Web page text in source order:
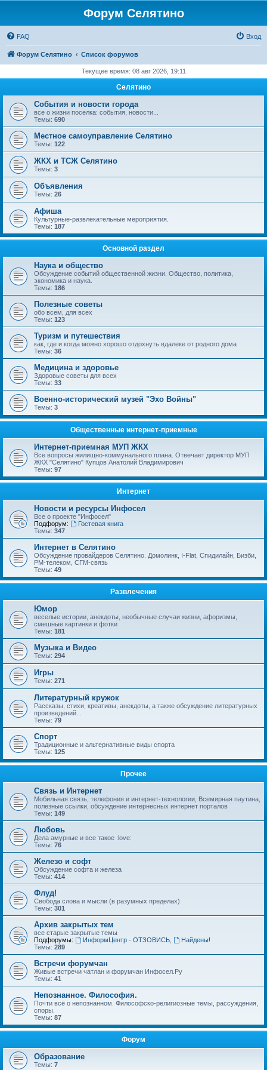
Форум Селятино
FAQ Вход
Форум Селятино Список форумов
Текущее время: 08 авг 2026, 19:11
Селятино
События и новости города
все о жизни поселка: события, новости...
Темы: 690
Местное самоуправление Селятино
Темы: 122
ЖКХ и ТСЖ Селятино
Темы: 3
Объявления
Темы: 26
Афиша
Культурные-развлекательные мероприятия.
Темы: 187
Основной раздел
Наука и общество
Обсуждение событий общественной жизни. Общество, политика,
экономика и наука.
Темы: 186
Полезные советы
обо всем, для всех
Темы: 123
Туризм и путешествия
как, где и когда можно хорошо отдохнуть вдалеке от родного дома
Темы: 36
Медицина и здоровье
Здоровые советы для всех
Темы: 33
Военно-исторический музей "Эхо Войны"
Темы: 3
Общественные интернет-приемные
Интернет-приемная МУП ЖКХ
Все вопросы жилищно-коммунального плана. Отвечает директор МУП
ЖКХ "Селятино" Купцов Анатолий Владимирович
Темы: 97
Интернет
Новости и ресурсы Инфосел
Все о проекте "Инфосел"
Подфорум:
Гостевая книга
Темы: 347
Интернет в Селятино
Обсуждение провайдеров Селятино. Домолинк, I-Flat, Спидилайн, Бизби,
РМ-телеком, СГМ-связь
Темы: 49
Развлечения
Юмор
веселые истории, анекдоты, необычные случаи жизни, афоризмы,
смешные картинки и фотки
Темы: 181
Музыка и Видео
Темы: 294
Игры
Темы: 271
Литературный кружок
Рассказы, стихи, креативы, анекдоты, а также обсуждение литературных
произведений...
Темы: 79
Спорт
Традиционные и альтернативные виды спорта
Темы: 125
Прочее
Связь и Интернет
Мобильная связь, телефония и интернет-технологии, Всемирная паутина,
полезные ссылки, обсуждение интернесных интернет порталов
Темы: 149
Любовь
Дела амурные и все такое :love:
Темы: 76
Железо и софт
Обсуждение софта и железа
Темы: 414
Флуд!
Свобода слова и мысли (в разумных пределах)
Темы: 301
Архив закрытых тем
все старые закрытые темы
Подфорумы:
ИнформЦентр - ОТЗОВИСЬ,
Найдены!
Темы: 289
Встречи форумчан
Живые встречи чатлан и форумчан Инфосел.Ру
Темы: 41
Непознанное. Философия.
Почти всё о непознанном. Философско-религиозные темы, рассуждения,
споры.
Темы: 87
Форум
Образование
Темы: 7